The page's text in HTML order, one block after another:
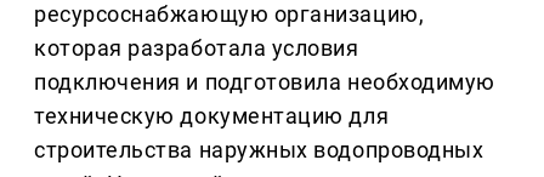
ресурсоснабжающую организацию,
которая разработала условия
подключения и подготовила необходимую
техническую документацию для
строительства наружных водопроводных